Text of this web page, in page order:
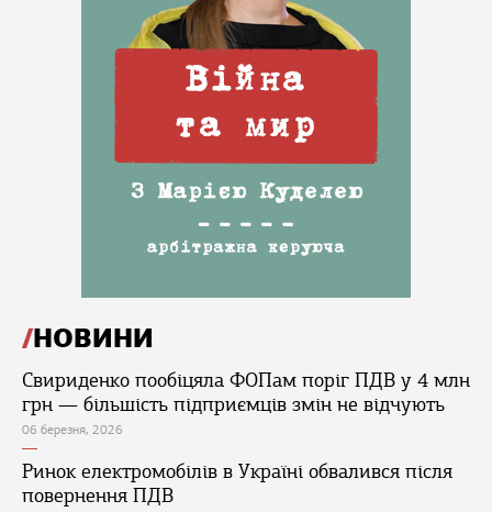
НОВИНИ
Свириденко пообіцяла ФОПам поріг ПДВ у 4 млн
грн — більшість підприємців змін не відчують
06 березня, 2026
Ринок електромобілів в Україні обвалився після
повернення ПДВ